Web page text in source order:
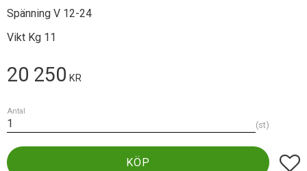
Spänning V 12-24
Vikt Kg 11
20 250 KR
Antal
st
KÖP Lägg